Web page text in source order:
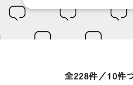
全228件／10件